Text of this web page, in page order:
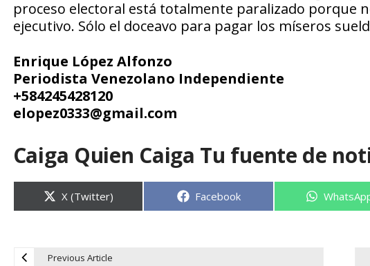
proceso electoral está totalmente paralizado porque
ejecutivo. Sólo el doceavo para pagar los míseros
Enrique López Alfonzo
Periodista Venezolano Independiente
+584245428120
elopez0333@gmail.com
Caiga Quien Caiga Tu fuente de
Compartir
en
X (Twitter) Compartir
Facebook
Previous Article